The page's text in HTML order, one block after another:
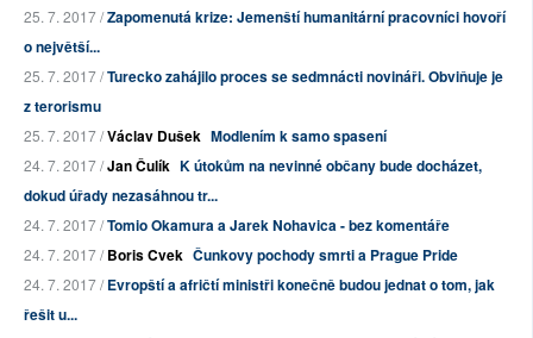
25. 7. 2017 /Zapomenutá krize: Jemenští humanitární pracovníci hovoří
o největší...
25. 7. 2017 /Turecko zahájilo proces se sedmnácti novináři. Obviňuje je
z terorismu
25. 7. 2017 /Václav Dušek Modlením k samo spasení
24. 7. 2017 /Jan Čulík K útokům na nevinné občany bude docházet,
dokud úřady nezasáhnou tr...
24. 7. 2017 /Tomio Okamura a Jarek Nohavica - bez komentáře
24. 7. 2017 /Boris Cvek Čunkovy pochody smrti a Prague Pride
24. 7. 2017 /Evropští a afričtí ministři konečně budou jednat o tom, jak
řešit u...